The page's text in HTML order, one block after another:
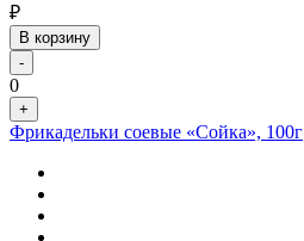
₽
В корзину
-
0
+
Фрикадельки соевые «Сойка», 100г